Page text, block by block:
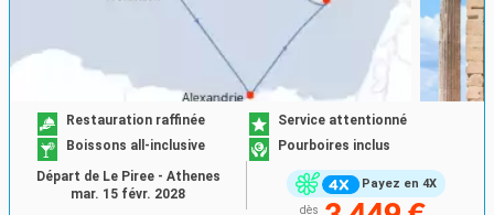
Payez en 4X
Restauration raffinée
Service attentionné
Boissons all-inclusive
Pourboires inclus
dès
Départ de Le Piree - Athenes
mar. 15 févr. 2028